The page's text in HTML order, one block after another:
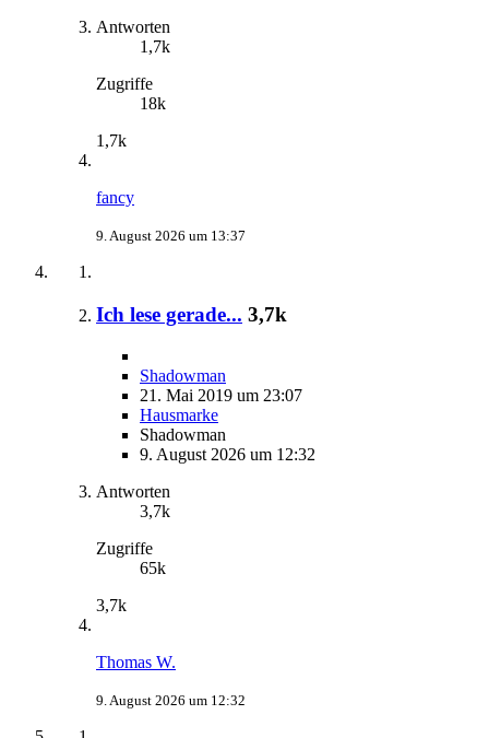
Antworten
1,7k
Zugriffe
18k
1,7k
fancy
9. August 2026 um 13:37
Ich lese gerade... 3,7k
Shadowman
21. Mai 2019 um 23:07
Hausmarke
Shadowman
9. August 2026 um 12:32
Antworten
3,7k
Zugriffe
65k
3,7k
Thomas W.
9. August 2026 um 12:32